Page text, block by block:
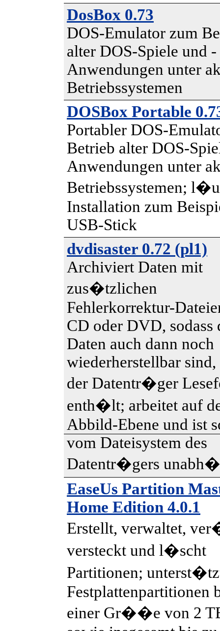
DosBox 0.73
DOS-Emulator zum
alter DOS-Spiele und -
Anwendungen unter
Betriebssystemen
DOSBox Portable
Portabler DOS-
Betrieb alter DOS-
Anwendungen unter
Betriebssystemen;
Installation zum
USB-Stick
dvdisaster 0.72 (pl1)
Archiviert Daten mit
zus�tzlichen
Fehlerkorrektur-
CD oder DVD, sodass
Daten auch dann noch
wiederherstellbar
der Datentr�ger
enth�lt; arbeitet auf
Abbild-Ebene und ist
vom Dateisystem des
Datentr�gers
EaseUs Partition
Home Edition 4.0.1
Erstellt, verwaltet,
versteckt und l�scht
Partitionen;
Festplattenpartitionen
einer Gr��e von 2